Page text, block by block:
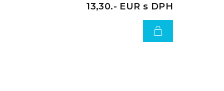
13,30.- EUR s DPH